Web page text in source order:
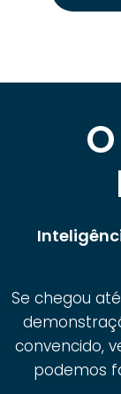
Se chegou
convencido,
podemos